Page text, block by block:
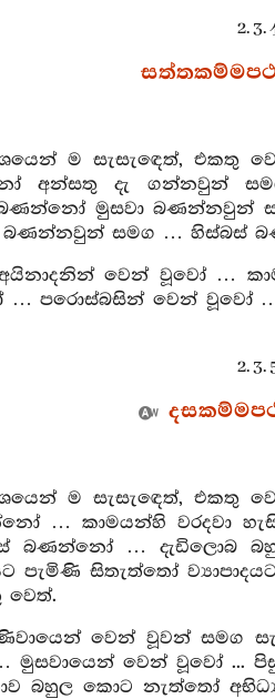
2. 3.
සත්තකම්මපථ
ම සැසැඳෙත්, එකතු
අන්සතු දැ ගන්නවුන්
බණන්නෝ මුසවා
සමග … හිස්බස්
වෙන් වූවෝ …
පරොස්බසින් වෙන් වූවෝ
2. 3.
ම සැසැඳෙත්, එකතු
… කාමයන්හි
බණන්නෝ … දැඩිලොබ
පැමිණි සිතැත්තෝ
වෙත්.
වෙන් වූවන් සමග
… මුසවායෙන් වෙන් වූවෝ
බහුල කොට නැත්තෝ